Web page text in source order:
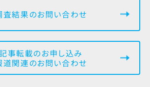
査結果のお問い合わせ
事転載のお申し込み
道関連のお問い合わせ